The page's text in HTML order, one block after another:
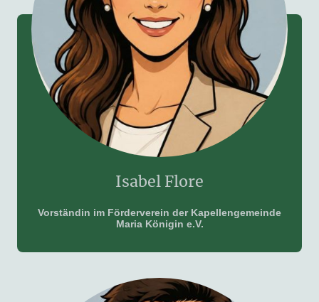
Isabel Flore
Vorständin im Förderverein der Kapellengemeinde
Maria Königin e.V.